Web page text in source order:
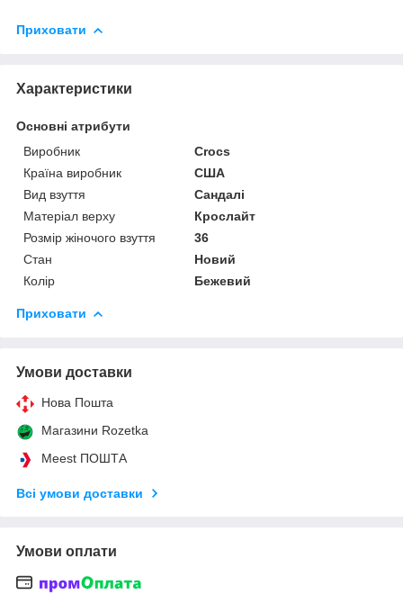
Приховати
Характеристики
Основні атрибути
Виробник
Crocs
Країна виробник
США
Вид взуття
Сандалі
Матеріал верху
Крослайт
Розмір жіночого взуття
36
Стан
Новий
Колір
Бежевий
Приховати
Умови доставки
Нова Пошта
Магазини Rozetka
Meest ПОШТА
Всі умови доставки
Умови оплати